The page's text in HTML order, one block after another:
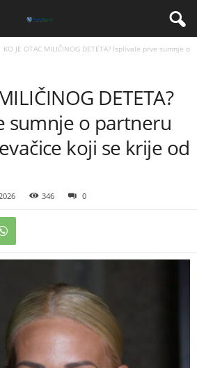
KO JE OTAC MILIČINOG DETETA? Isplivale prve sumnje o
DETETA?
sumnje o partneru
koji se krije od
346 0